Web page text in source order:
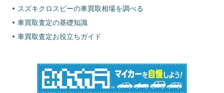
スズキクロスビーの車買取相場を調べる
車買取査定の基礎知識
車買取査定お役立ちガイド